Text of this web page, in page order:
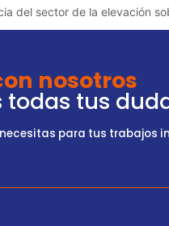
del sector de la elevación
nosotros
todas tus
para tus trabajos